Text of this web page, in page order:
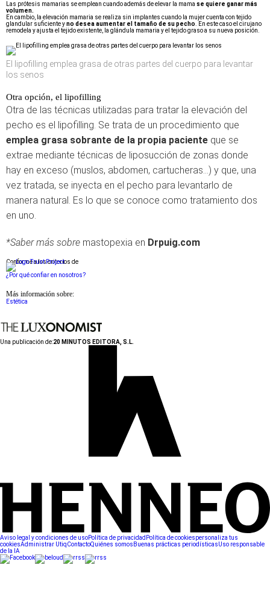
Las prótesis mamarias se emplean cuando además de elevar la mama se quiere ganar más
volumen.
En cambio, la elevación mamaria se realiza sin implantes cuando la mujer cuenta con tejido
glandular suficiente yno desea aumentar el tamaño de su pecho . En este caso el cirujano
remodela y ajusta el tejido existente, la glándula mamaria y el tejido graso a su nueva posición.
El lipofilling emplea grasa de otras partes del cuerpo para levantar
los senos
Otra opción, el lipofilling
Otra de las técnicas utilizadas para tratar la elevación del
pecho es el lipofilling. Se trata de un procedimiento que
emplea grasa sobrante de la propia paciente que se
extrae mediante técnicas de liposucción de zonas donde
hay en exceso (muslos, abdomen, cartucheras…) y que, una
vez tratada, se inyecta en el pecho para levantarlo de
manera natural. Es lo que se conoce como tratamiento dos
en uno.
*Saber más sobre mastopexia en Drpuig.com
Conforme a los criterios de
¿Por qué confiar en nosotros?
Más información sobre:
Estética
Una publicación de:20 MINUTOS EDITORA, S.L.
Aviso legal y condiciones de usoPolítica de privacidad Política de cookiespersonaliza tus
cookiesAdministrar UtiqContactoQuiénes somos Buenas prácticas periodísticasUso responsable
de la IA